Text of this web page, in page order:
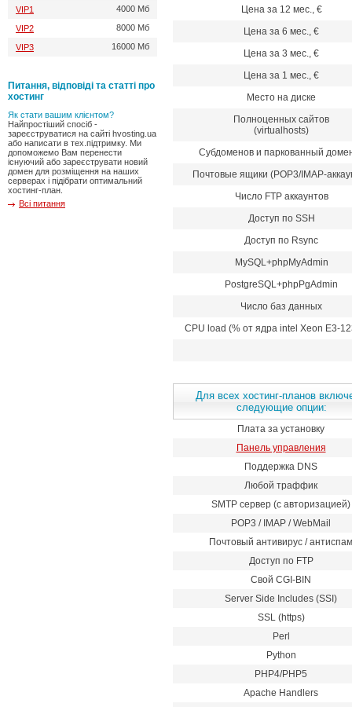
Цена за 12 мес., €
Цена за 6 мес., €
Цена за 3 мес., €
Цена за 1 мес., €
Место на диске
Полноценных сайтов
(virtualhosts)
Субдоменов и паркованный
Почтовые ящики (POP3/IMAP-
Число FTP аккаунтов
Доступ по SSH
Доступ по Rsync
MySQL+phpMyAdmin
PostgreSQL+phpPgAdmin
Число баз данных
CPU load (% от ядра intel Xeon E3-
Для всех хостинг-планов
следующие опции:
Плата за установку
Панель управления
Поддержка DNS
Любой траффик
SMTP сервер (с авторизацией)
POP3 / IMAP / WebMail
Почтовый антивирус / антиспам
Доступ по FTP
Свой CGI-BIN
Server Side Includes (SSI)
SSL (https)
Perl
Python
PHP4/PHP5
Apache Handlers
VIP1 4000 Мб
VIP2 8000 Мб
VIP3 16000 Мб
Питання, відповіді та статті про
хостинг
Як стати вашим клієнтом?
Найпростіший спосіб -
зареєструватися на сайті hvosting.ua
або написати в тех.підтримку. Ми
допоможемо Вам перенести
існуючий або зареєструвати новий
домен для розміщення на наших
серверах і підібрати оптимальний
хостинг-план.
Всі питання